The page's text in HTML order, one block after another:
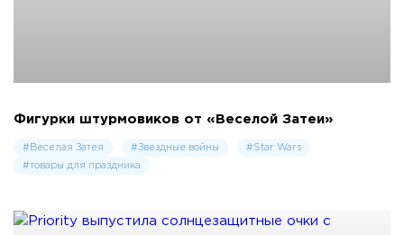
Фигурки штурмовиков от «Веселой Затеи»
#Веселая Затея #Звездные войны
#Star Wars
#товары для праздника